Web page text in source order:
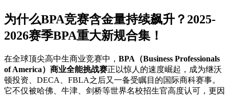
为什么BPA竞赛含金量持续飙升？2025-
2026赛季BPA重大新规合集！
在全球顶尖高中生商业竞赛中， BPA（Business Professionals
of America）商业全能挑战赛正以惊人的速度崛起，成为继沃
顿投资、DECA、FBLA之后又一备受瞩目的国际商科赛事。
它不仅被哈佛、牛津、剑桥等世界名校招生官高度认可，更因